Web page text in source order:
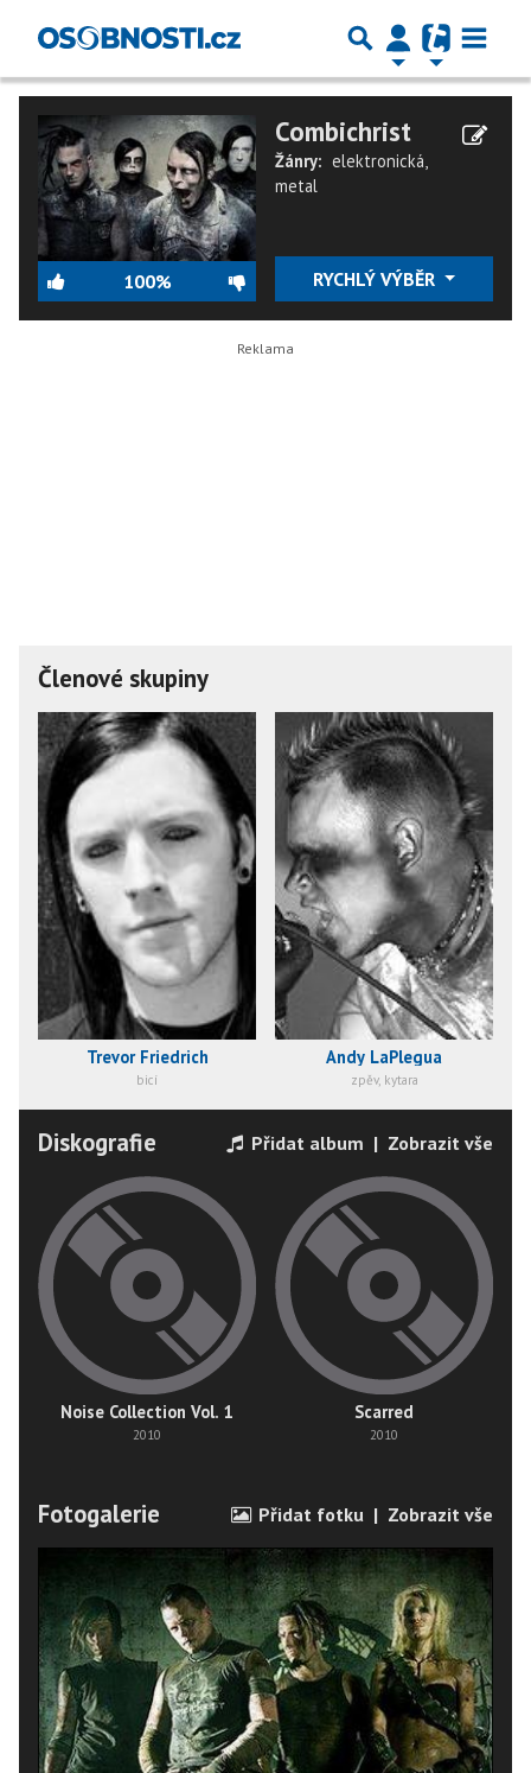
100%
Combichrist
Žánry: elektronická,
metal
RYCHLÝ VÝBĚR
Členové skupiny
Trevor Friedrich
bicí
Andy LaPlegua
zpěv, kytara
Diskografie Přidat album | Zobrazit vše
Noise Collection Vol. 1
2010
Scarred
2010
Fotogalerie Přidat fotku | Zobrazit vše